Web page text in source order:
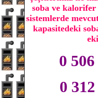
soba ve kalorifer
sistemlerde
kapasitedeki
0
0